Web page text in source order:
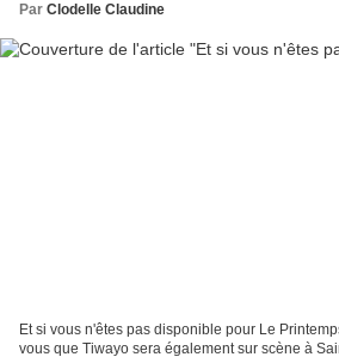
Par Clodelle Claudine
Et si vous n'êtes pas disponible pour Le
vous que Tiwayo sera également sur scène à